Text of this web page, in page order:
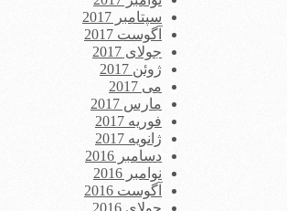
سپتامبر 2017
آگوست 2017
جولای 2017
ژوئن 2017
می 2017
مارس 2017
فوریه 2017
ژانویه 2017
دسامبر 2016
نوامبر 2016
آگوست 2016